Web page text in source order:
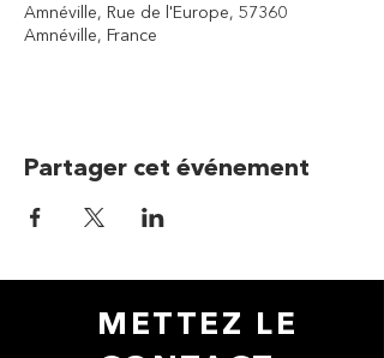
Amnéville, Rue de l'Europe, 57360
Amnéville, France
Partager cet événement
METTEZ LE